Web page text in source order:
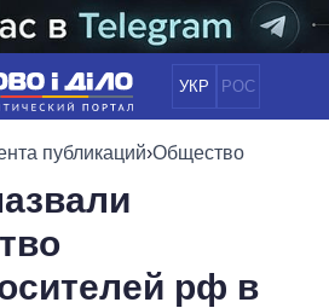
УКР РОС
НОВОСТИ
ПОЛИТИКА
ОБЩЕСТВО
ОБЕЩАНИЯ
ПОЛИТИКИ
публикаций›Общество
рф в